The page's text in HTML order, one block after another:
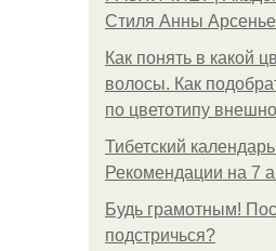
Стиля Анны
Как понять в какой
волосы. Как
по цветотипу
Тибетский
Рекомендации на 7
Будь грамотным!
подстричься?